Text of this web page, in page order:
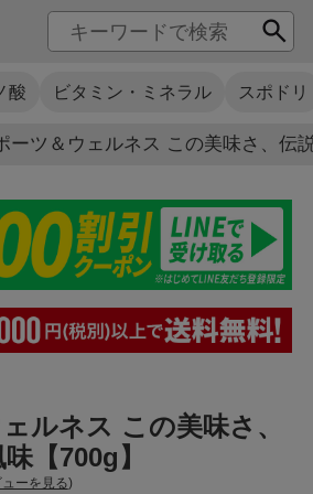
酸 ビタミン・ミネラル スポドリ
ーツ＆ウェルネス この美味さ、伝
ルネス この美味さ、
【700g】
ーを見る)